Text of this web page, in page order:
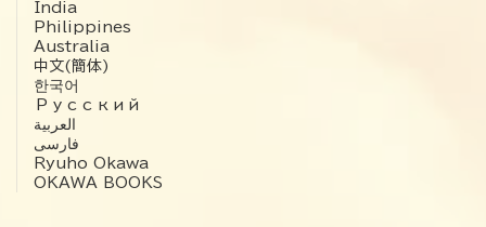
India
Philippines
Australia
中文(簡体)
한국어
Русский
العربية‏
فارسی
Ryuho Okawa
OKAWA BOOKS